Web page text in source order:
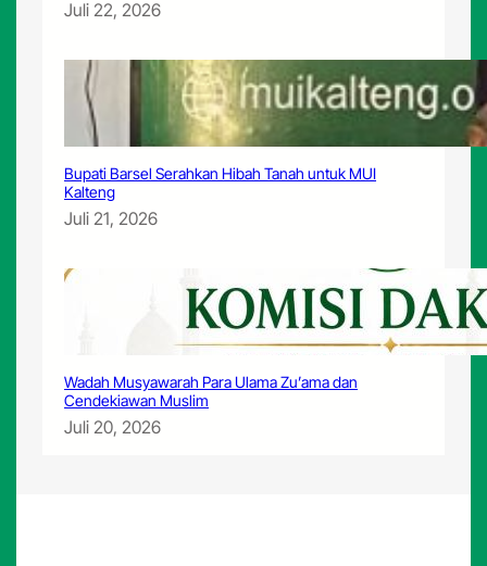
Juli 22, 2026
Bupati Barsel Serahkan Hibah Tanah untuk MUI
Kalteng
Juli 21, 2026
Wadah Musyawarah Para Ulama Zu’ama dan
Cendekiawan Muslim
Juli 20, 2026